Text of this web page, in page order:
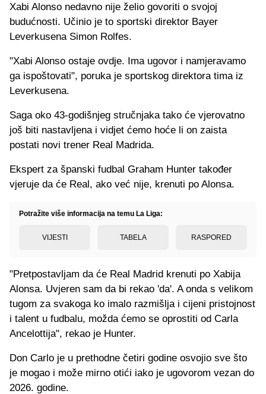
Xabi Alonso nedavno nije želio govoriti o svojoj
budućnosti. Učinio je to sportski direktor Bayer
Leverkusena Simon Rolfes.
"Xabi Alonso ostaje ovdje. Ima ugovor i namjeravamo
ga ispoštovati", poruka je sportskog direktora tima iz
Leverkusena.
Saga oko 43-godišnjeg stručnjaka tako će vjerovatno
još biti nastavljena i vidjet ćemo hoće li on zaista
postati novi trener Real Madrida.
Ekspert za španski fudbal Graham Hunter također
vjeruje da će Real, ako već nije, krenuti po Alonsa.
Potražite više informacija na temu La Liga:
VIJESTI TABELA RASPORED
"Pretpostavljam da će Real Madrid krenuti po Xabija
Alonsa. Uvjeren sam da bi rekao 'da'. A onda s velikom
tugom za svakoga ko imalo razmišlja i cijeni pristojnost
i talent u fudbalu, možda ćemo se oprostiti od Carla
Ancelottija", rekao je Hunter.
Don Carlo je u prethodne četiri godine osvojio sve što
je mogao i može mirno otići iako je ugovorom vezan do
2026. godine.